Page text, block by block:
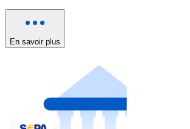
En savoir plus